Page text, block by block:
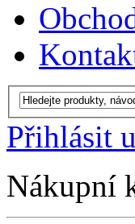
Přihlásit
Nákupní